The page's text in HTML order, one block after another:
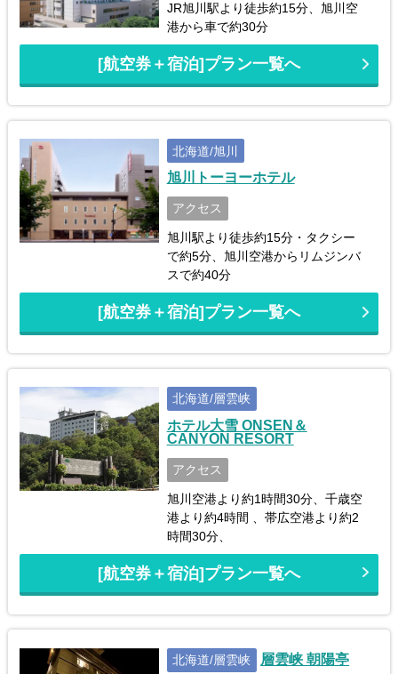
JR旭川駅より徒歩約15分、旭川空
港から車で約30分
[航空券＋宿泊]プラン一覧へ
北海道/旭川
旭川トーヨーホテル
アクセス
旭川駅より徒歩約15分・タクシー
で約5分、旭川空港からリムジンバ
スで約40分
[航空券＋宿泊]プラン一覧へ
北海道/層雲峡
ホテル大雪 ONSEN＆
CANYON RESORT
アクセス
旭川空港より約1時間30分、千歳空
港より約4時間 、帯広空港より約2
時間30分、
[航空券＋宿泊]プラン一覧へ
北海道/層雲峡 層雲峡 朝陽亭